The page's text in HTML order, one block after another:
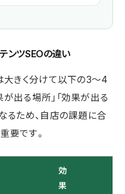
ンツSEOの違い
大きく分けて以下の3〜4
出る場所」「効果が出る
るため、自店の課題に合
要です。
効
果